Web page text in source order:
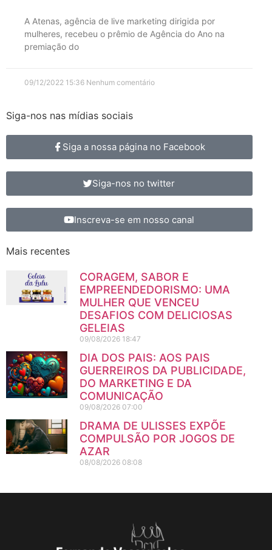
A Atenas, agência de live marketing dirigida por
mulheres, recebeu o prêmio de Agência do Ano na
premiação do
09/12/2022 15:36 Nenhum comentário
Siga-nos nas mídias sociais
Siga a nossa página no Facebook
Siga-nos no twitter
Inscreva-se em nosso canal
Mais recentes
CORAGEM, SABOR E
EMPREENDEDORISMO: UMA
MULHER QUE VENCEU
DESAFIOS COM DELICIOSAS
GELEIAS
09/08/2026 18:47
DIA DOS PAIS: AOS PAIS
GUERREIROS DA PUBLICIDADE,
DO MARKETING E DA
COMUNICAÇÃO
09/08/2026 07:00
DRAMA DE ULISSES EXPÕE
COMPULSÃO POR JOGOS DE
AZAR
08/08/2026 08:08